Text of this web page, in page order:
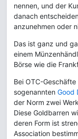
nennen, und der
danach
anzunehmen oder
Das ist ganz und
einem
Börse wie die
Bei OTC-
sogenannten Good
der Norm zwei
Diese Goldbarren
deren Form ist
Association